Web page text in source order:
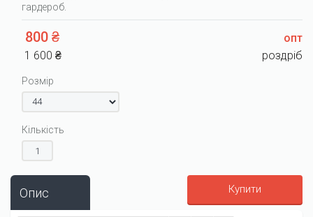
гардероб.
800 ₴
опт
1 600 ₴
роздріб
Розмір
Кількість
Купити
Опис